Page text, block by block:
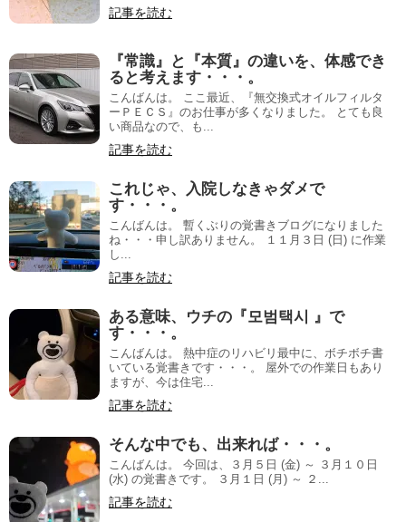
記事を読む
『常識』と『本質』の違いを、体感でき
ると考えます・・・。
こんばんは。 ここ最近、『無交換式オイルフィルタ
ーＰＥＣＳ』のお仕事が多くなりました。 とても良
い商品なので、も...
記事を読む
これじゃ、入院しなきゃダメで
す・・・。
こんばんは。 暫くぶりの覚書きブログになりました
ね・・・申し訳ありません。 １１月３日 (日) に作業
し...
記事を読む
ある意味、ウチの『모범택시 』で
す・・・。
こんばんは。 熱中症のリハビリ最中に、ボチボチ書
いている覚書きです・・・。 屋外での作業日もあり
ますが、今は住宅...
記事を読む
そんな中でも、出来れば・・・。
こんばんは。 今回は、３月５日 (金) ～ ３月１０日
(水) の覚書きです。 ３月１日 (月) ～ ２...
記事を読む